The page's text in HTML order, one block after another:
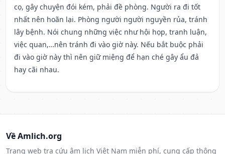
cọ, gây chuyện đói kém, phải đề phòng. Người ra đi tốt
nhất nên hoãn lại. Phòng người người nguyền rủa, tránh
lây bệnh. Nói chung những việc như hội họp, tranh luận,
việc quan,…nên tránh đi vào giờ này. Nếu bắt buộc phải
đi vào giờ này thì nên giữ miệng để hạn ché gây ẩu đả
hay cãi nhau.
Về Amlich.org
Trang web tra cứu âm lịch Việt Nam miễn phí, cung cấp thông